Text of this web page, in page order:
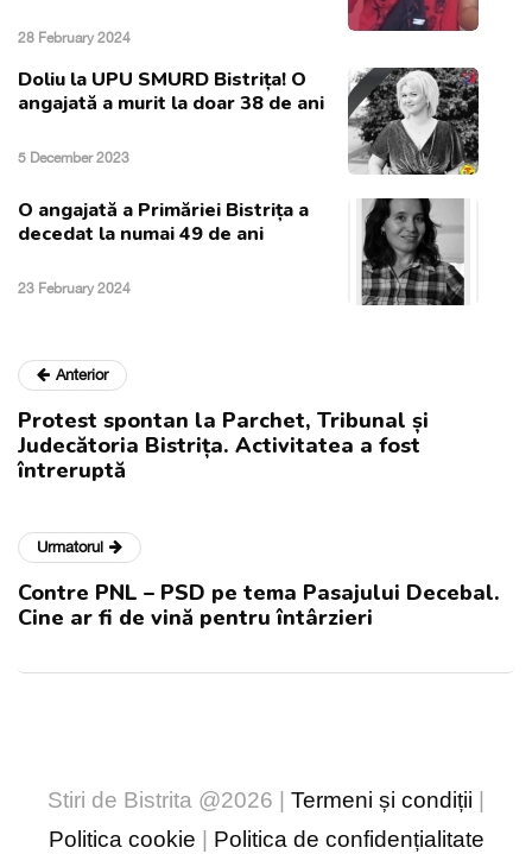
28 February 2024
Doliu la UPU SMURD Bistrița! O
angajată a murit la doar 38 de ani
5 December 2023
O angajată a Primăriei Bistrița a
decedat la numai 49 de ani
23 February 2024
Anterior
Protest spontan la Parchet, Tribunal și
Judecătoria Bistrița. Activitatea a fost
întreruptă
Urmatorul
Contre PNL – PSD pe tema Pasajului Decebal.
Cine ar fi de vină pentru întârzieri
Stiri de Bistrita @2026 | Termeni și condiții |
Politica cookie | Politica de confidențialitate